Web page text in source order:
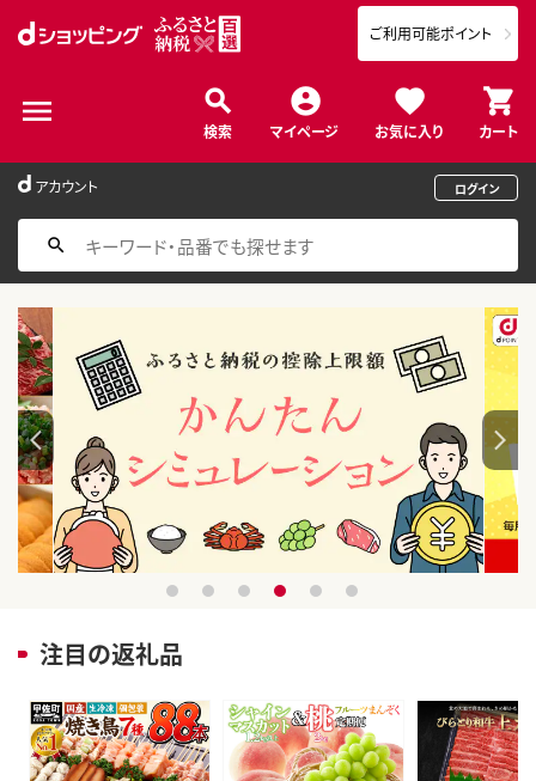
検索 マイページ お気に入り カート
ご利用可能ポイント
アカウント ログイン
1 2 3 4 5 6
注目の返礼品